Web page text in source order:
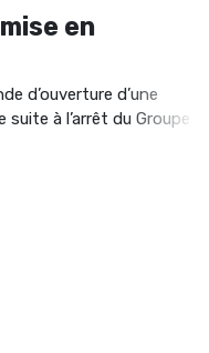
en
d’ouverture d’une
suite à l’arrêt du Groupe